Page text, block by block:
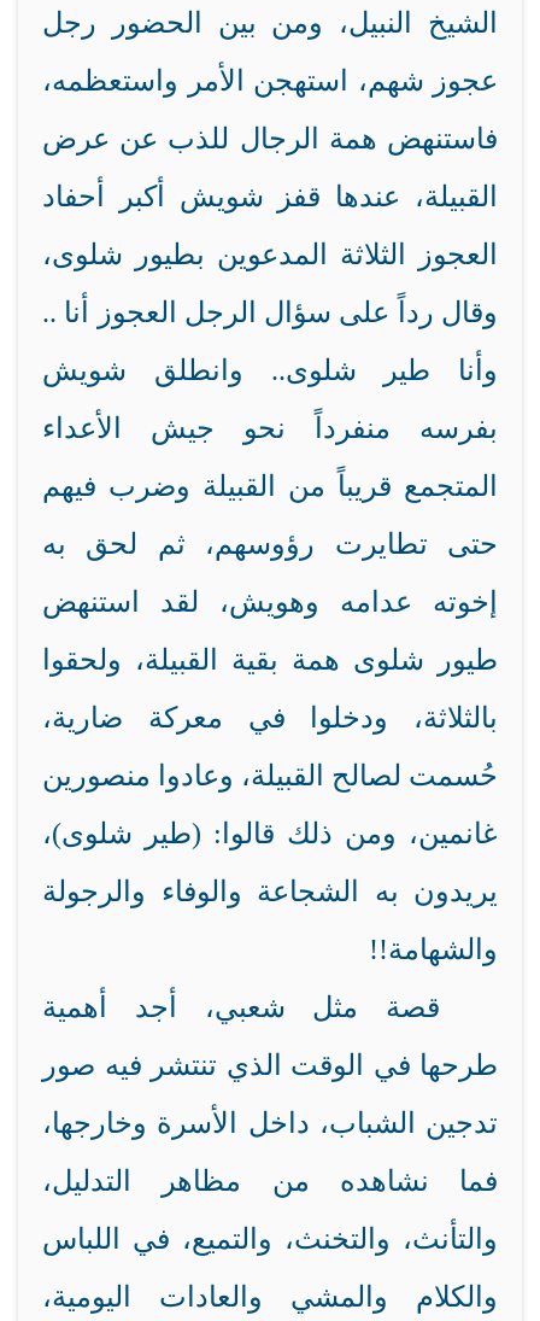
الشيخ النبيل، ومن بين الحضور رجل
عجوز شهم، استهجن الأمر واستعظمه،
فاستنهض همة الرجال للذب عن عرض
القبيلة، عندها قفز شويش أكبر أحفاد
العجوز الثلاثة المدعوين بطيور شلوى،
وقال رداً على سؤال الرجل العجوز أنا ..
وأنا طير شلوى.. وانطلق شويش
بفرسه منفرداً نحو جيش الأعداء
المتجمع قريباً من القبيلة وضرب فيهم
حتى تطايرت رؤوسهم، ثم لحق به
إخوته عدامه وهويش، لقد استنهض
طيور شلوى همة بقية القبيلة، ولحقوا
بالثلاثة، ودخلوا في معركة ضارية،
حُسمت لصالح القبيلة، وعادوا منصورين
غانمين، ومن ذلك قالوا: (طير شلوى)،
يريدون به الشجاعة والوفاء والرجولة
والشهامة!!
قصة مثل شعبي، أجد أهمية
طرحها في الوقت الذي تنتشر فيه صور
تدجين الشباب، داخل الأسرة وخارجها،
فما نشاهده من مظاهر التدليل،
والتأنث، والتخنث، والتميع، في اللباس
والكلام والمشي والعادات اليومية،